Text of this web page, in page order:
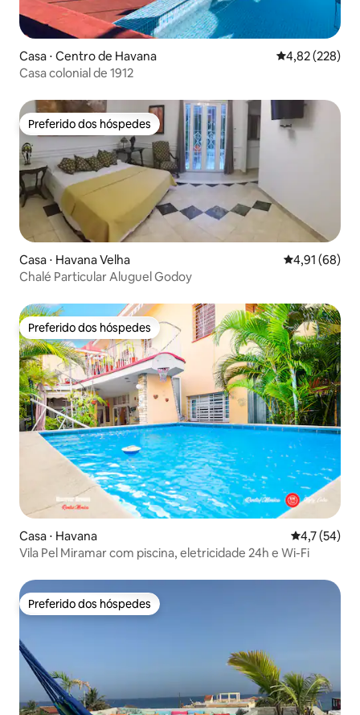
Casa ⋅ Centro de Havana 4,82 de uma
4,82 (228)
Casa colonial de 1912
Preferido dos hóspedes
Preferido dos hóspedes
Casa ⋅ Havana Velha 4,91 de uma
4,91 (68)
Chalé Particular Aluguel Godoy
Preferido dos hóspedes
Preferido dos hóspedes
Casa ⋅ Havana 4,7 de uma
4,7 (54)
Vila Pel Miramar com piscina, eletricidade 24h e Wi-Fi
Preferido dos hóspedes
Preferido dos hóspedes